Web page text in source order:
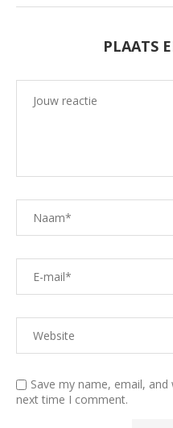
PLAATS
Save my name, email,
next time I comment.